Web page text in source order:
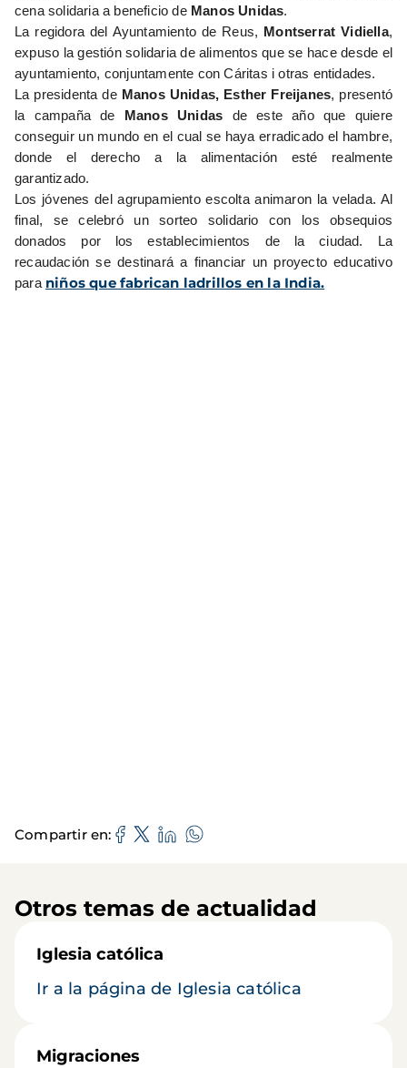
cena solidaria a beneficio de Manos Unidas.
La regidora del Ayuntamiento de Reus, Montserrat Vidiella,
expuso la gestión solidaria de alimentos que se hace desde el
ayuntamiento, conjuntamente con Cáritas i otras entidades.
La presidenta de Manos Unidas, Esther Freijanes, presentó
la campaña de Manos Unidas de este año que quiere
conseguir un mundo en el cual se haya erradicado el hambre,
donde el derecho a la alimentación esté realmente
garantizado.
Los jóvenes del agrupamiento escolta animaron la velada. Al
final, se celebró un sorteo solidario con los obsequios
donados por los establecimientos de la ciudad. La
recaudación se destinará a financiar un proyecto educativo
para niños que fabrican ladrillos en la India.
Compartir en
Otros temas de actualidad
Iglesia católica
Ir a la página de Iglesia católica
Migraciones